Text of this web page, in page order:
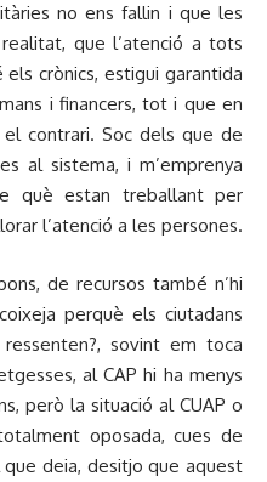
no ens fallin i que les
que l’atenció a tots
crònics, estigui garantida
i financers, tot i que en
contrari. Soc dels que de
al sistema, i m’emprenya
què estan treballant per
l’atenció a les persones.
de recursos també n’hi
perquè els ciutadans
sovint em toca
al CAP hi ha menys
però la situació al CUAP o
oposada, cues de
deia, desitjo que aquest